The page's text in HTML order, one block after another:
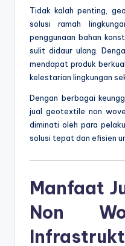
Tidak kalah penting,
solusi ramah
penggunaan bahan
sulit didaur ulang.
mendapat produk
kelestarian lingkungan
Dengan berbagai
jual geotextile non
diminati oleh para
solusi tepat dan efisien
Manfaat
Non